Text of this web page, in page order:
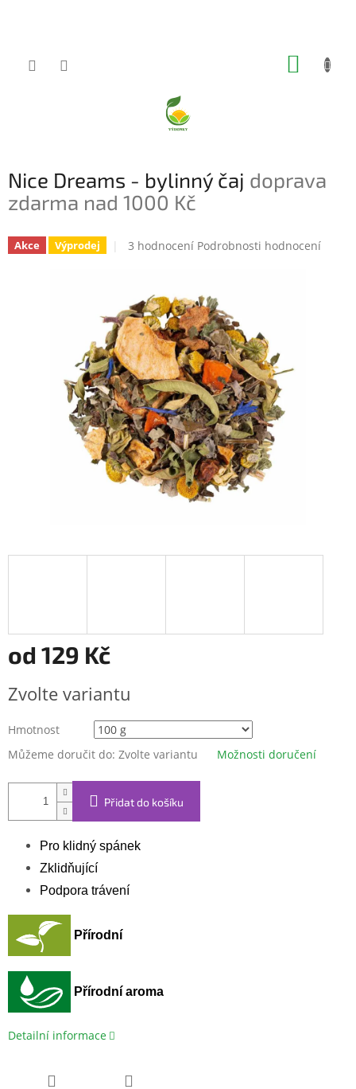
Nice Dreams - bylinný čaj doprava
zdarma nad 1000 Kč
Akce Výprodej
Průměrné
5,0
z
5
hvězdiček.
3 hodnocení Podrobnosti hodnocení
od 129 Kč
cena:
Zvolte variantu
Hmotnost
Můžeme doručit do: Zvolte variantu Možnosti doručení
Přidat do košíku
Pro klidný spánek
Zklidňující
Podpora trávení
Přírodní
Přírodní aroma
Detailní informace